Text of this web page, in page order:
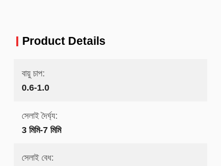
Product Details
বায়ু চাপ:
0.6-1.0
সেলাই দৈর্ঘ্য:
3 মিমি-7 মিমি
সেলাই বেধ: